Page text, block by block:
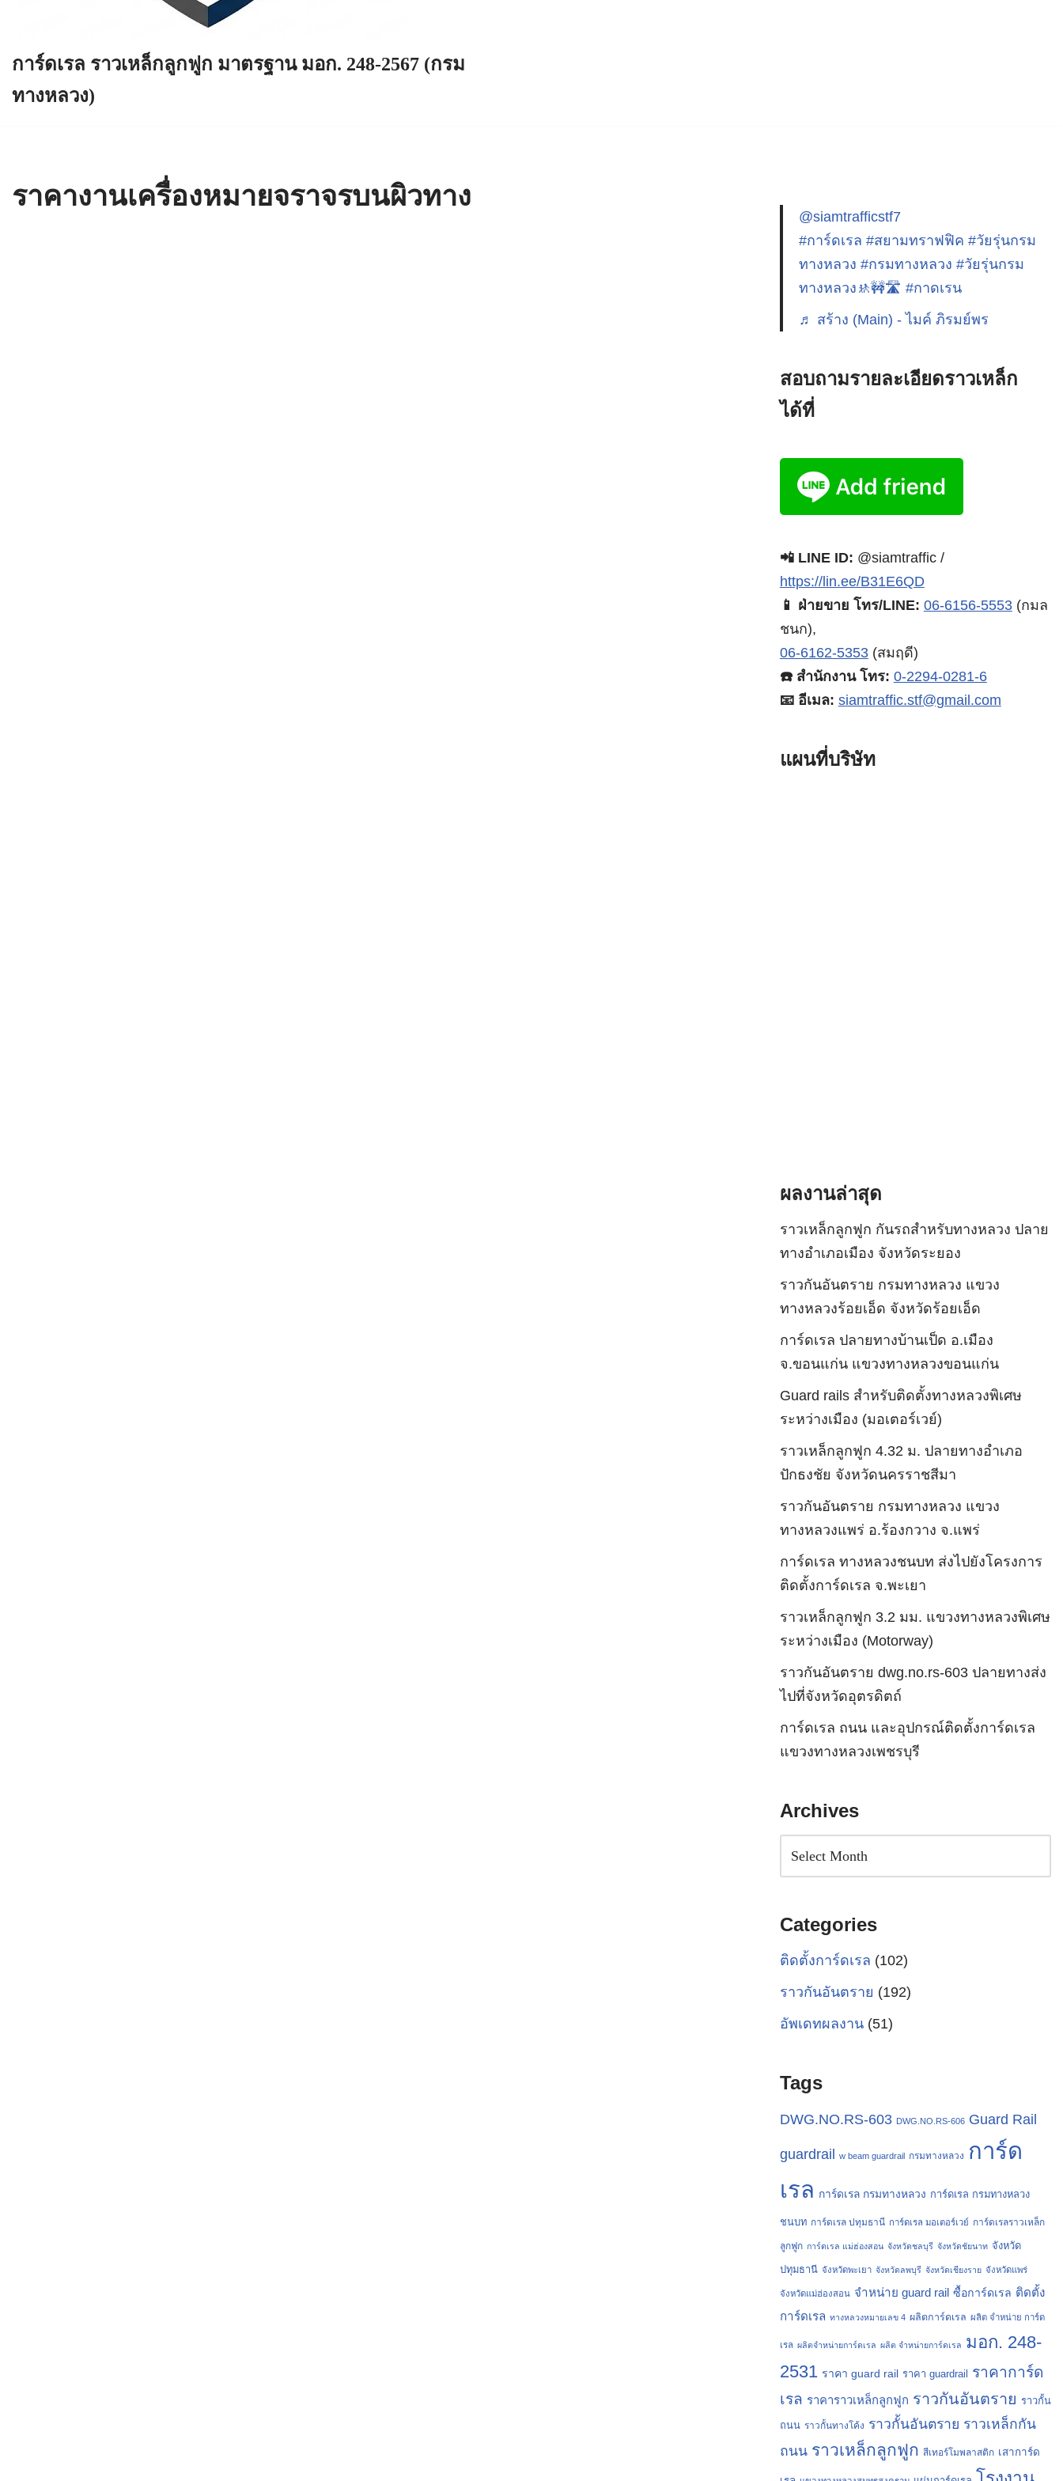
การ์ดเรล ราวเหล็กลูกฟูก มาตรฐาน มอก. 248-2567 (กรม
ทางหลวง)
ราคางานเครื่องหมายจราจรบนผิวทาง
@siamtrafficstf7
#การ์ดเรล #สยามทราฟฟิค #วัยรุ่นกรม
ทางหลวง #กรมทางหลวง #วัยรุ่นกรม
ทางหลวง🚸🚧🛣️ #กาดเรน
♬ สร้าง (Main) - ไมค์ ภิรมย์พร
สอบถามรายละเอียดราวเหล็ก
ได้ที่
📲 LINE ID: @siamtraffic /
https://lin.ee/B31E6QD
📱 ฝ่ายขาย โทร/LINE: 06-6156-5553(กมล
ชนก),
06-6162-5353(สมฤดี)
☎️ สำนักงาน โทร: 0-2294-0281-6
📧 อีเมล: siamtraffic.stf@gmail.com
แผนที่บริษัท
ผลงานล่าสุด
ราวเหล็กลูกฟูก กันรถสําหรับทางหลวง ปลาย
ทางอำเภอเมือง จังหวัดระยอง
ราวกันอันตราย กรมทางหลวง แขวง
ทางหลวงร้อยเอ็ด จังหวัดร้อยเอ็ด
การ์ดเรล ปลายทางบ้านเป็ด อ.เมือง
จ.ขอนแก่น แขวงทางหลวงขอนแก่น
Guard rails สำหรับติดตั้งทางหลวงพิเศษ
ระหว่างเมือง (มอเตอร์เวย์)
ราวเหล็กลูกฟูก 4.32 ม. ปลายทางอำเภอ
ปักธงชัย จังหวัดนครราชสีมา
ราวกันอันตราย กรมทางหลวง แขวง
ทางหลวงแพร่ อ.ร้องกวาง จ.แพร่
การ์ดเรล ทางหลวงชนบท ส่งไปยังโครงการ
ติดตั้งการ์ดเรล จ.พะเยา
ราวเหล็กลูกฟูก 3.2 มม. แขวงทางหลวงพิเศษ
ระหว่างเมือง (Motorway)
ราวกันอันตราย dwg.no.rs-603 ปลายทางส่ง
ไปที่จังหวัดอุตรดิตถ์
การ์ดเรล ถนน และอุปกรณ์ติดตั้งการ์ดเรล
แขวงทางหลวงเพชรบุรี
Archives
Categories
ติดตั้งการ์ดเรล (102)
ราวกันอันตราย (192)
อัพเดทผลงาน(51)
Tags
DWG.NO.RS-603 DWG.NO.RS-606 Guard Rail
guardrail w beam guardrail กรมทางหลวง การ์ด
เรล การ์ดเรล กรมทางหลวง การ์ดเรล กรมทางหลวง
ชนบท การ์ดเรล ปทุมธานี การ์ดเรล มอเตอร์เวย์ การ์ดเรลราวเหล็ก
ลูกฟูก การ์ดเรล แม่ฮ่องสอน จังหวัดชลบุรี จังหวัดชัยนาท จังหวัด
ปทุมธานี จังหวัดพะเยา จังหวัดลพบุรี จังหวัดเชียงราย จังหวัดแพร่
จังหวัดแม่ฮ่องสอน จำหน่าย guard rail ซื้อการ์ดเรล ติดตั้ง
การ์ดเรล ทางหลวงหมายเลข 4 ผลิตการ์ดเรล ผลิต จำหน่าย การ์ด
เรล ผลิตจำหน่ายการ์ดเรล ผลิต จำหน่ายการ์ดเรล มอก. 248-
2531 ราคา guard rail ราคา guardrail
ราคาการ์ด
เรล ราคาราวเหล็กลูกฟูก ราวกันอันตราย ราวกั้น
ถนน ราวกั้นทางโค้ง ราวกั้นอันตราย ราวเหล็กกัน
ถนน ราวเหล็กลูกฟูก สีเทอร์โมพลาสติก เสาการ์ด